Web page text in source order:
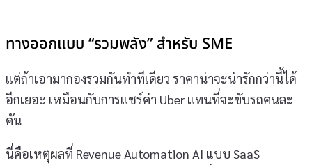
ทางออกแบบ “รวมพลัง” สำหรับ SME
แต่ถ้าเอามากองรวมกันทำทีเดียว ราคาน่าจะน่ารักกว่านี้ได้
อีกเยอะ เหมือนกับการแชร์ค่า Uber แทนที่จะขับรถคนละ
คัน
นี่คือเหตุผลที่ Revenue Automation AI แบบ SaaS